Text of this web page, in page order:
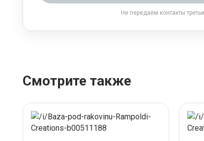
Не передаём контакты
Смотрите также